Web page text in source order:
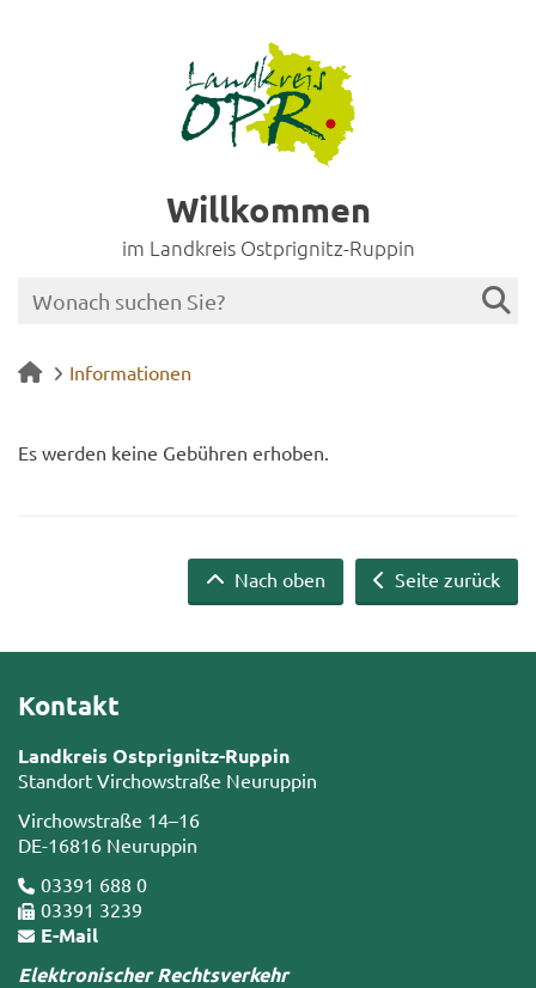
Willkommen
im Landkreis Ostprignitz-Ruppin
Informationen
Es wer­den keine Ge­büh­ren er­ho­ben.
Seite zurück
Nach oben
Kontakt
Landkreis Ostprignitz-Ruppin
Standort Virchowstraße Neuruppin
Virchowstraße 14–16
DE-16816 Neuruppin
03391 688 0
03391 3239
E-Mail
Elektronischer Rechtsverkehr